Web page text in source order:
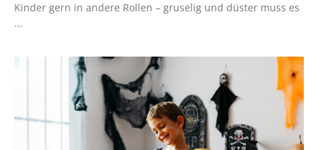
Kinder gern in andere Rollen – gruselig und düster muss es
...